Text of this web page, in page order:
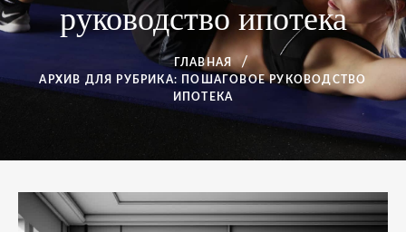
руководство ипотека
ГЛАВНАЯ
АРХИВ ДЛЯ
РУБРИКА: ПОШАГОВОЕ РУКОВОДСТВО
ИПОТЕКА
Рубрика: